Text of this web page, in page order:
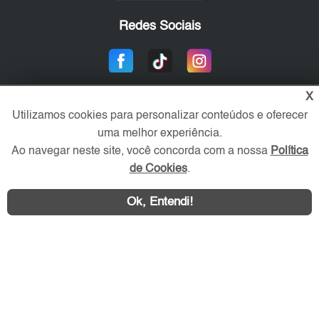
WhatsApp Contatar
Redes Sociais
Área exclusiva aos anunciantes,
X
Utilizamos cookies para personalizar conteúdos e oferecer
uma melhor experiência.
Ao navegar neste site, você concorda com a nossa Política
de Cookies.
Ok, Entendi!